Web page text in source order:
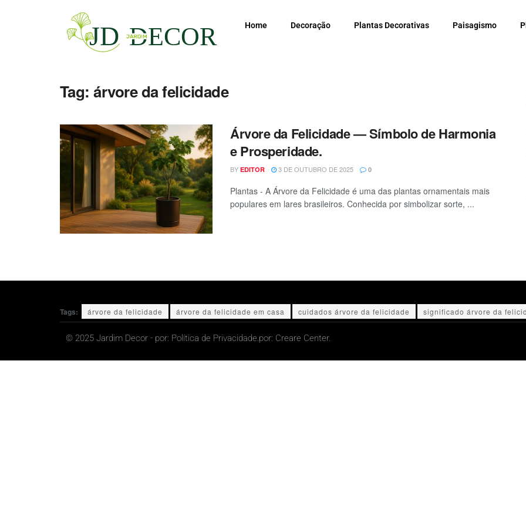
Home Decoração Plantas Decorativas Paisagismo
Tag:árvore da felicidade
Árvore da Felicidade — Símbolo de Harmonia
e Prosperidade.
BY EDITOR 3 DE OUTUBRO DE 2025 0
Plantas - A Árvore da Felicidade é uma das plantas ornamentais mais
populares em lares brasileiros. Conhecida por simbolizar sorte, ...
Tags: árvore da felicidade árvore da felicidade em casa cuidados árvore da felicidade significado árvore da
© 2025 Jardim Decor - por: Política de Privacidade.por: Creare Center.